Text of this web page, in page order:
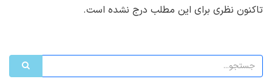
تاکنون نظری برای این مطلب درج نشده است.